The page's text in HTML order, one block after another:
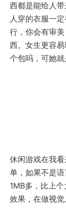
西都是能给人
人穿的衣服一
行，你会有审
西。女生更容
个包吗，可她就
休闲游戏在我
单，如果不是
1MB多，比上
效果，在做视觉